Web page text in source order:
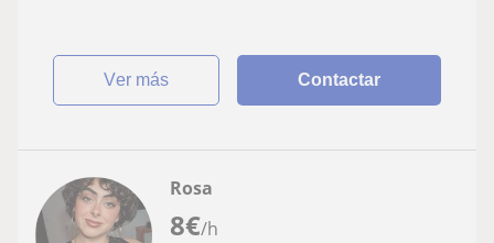
ver más Contactar
8€/h
Rosa